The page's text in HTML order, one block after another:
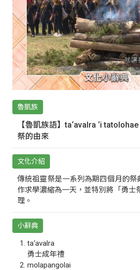
魯凱族
【魯凱族語】ta‘avalra ‘i
祭的由來
文化介紹
傳統祖靈祭是一系列為期四個月的祭
作求學濃縮為一天，並特別將「勇士
理。
小辭典
ta‘avalra
勇士成年禮
molapangolai